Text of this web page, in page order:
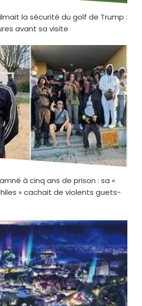
la sécurité du golf de Trump :
avant sa visite
à cinq ans de prison : sa «
» cachait de violents guets-